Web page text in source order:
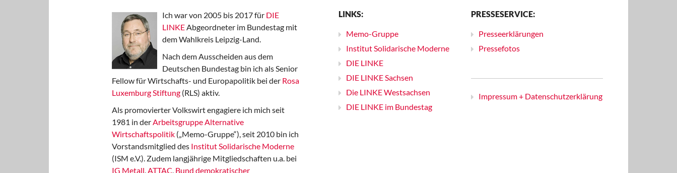
Ich war von 2005 bis 2017 für DIE
LINKEAbgeordneter im Bundestag mit
dem Wahlkreis Leipzig-Land.
Nach dem Ausscheiden aus dem
Deutschen Bundestag bin ich als Senior
Fellow für Wirtschafts- und Europapolitik bei der Rosa
Luxemburg Stiftung (RLS) aktiv.
Als promovierter Volkswirt engagiere ich mich seit
1981 in derArbeitsgruppe Alternative
Wirtschaftspolitik („Memo-Gruppe“), seit 2010 bin ich
Vorstandsmitglied des Institut Solidarische Moderne
(ISM e.V.). Zudem langjährige Mitgliedschaften u.a. bei
IG Metall,ATTAC, Bund demokratischer
LINKS:
Memo-Gruppe
Institut Solidarische Moderne
DIE LINKE
DIE LINKE Sachsen
Die LINKE Westsachsen
DIE LINKE im Bundestag
PRESSESERVICE:
Presseerklärungen
Pressefotos
Impressum + Datenschutzerklärung